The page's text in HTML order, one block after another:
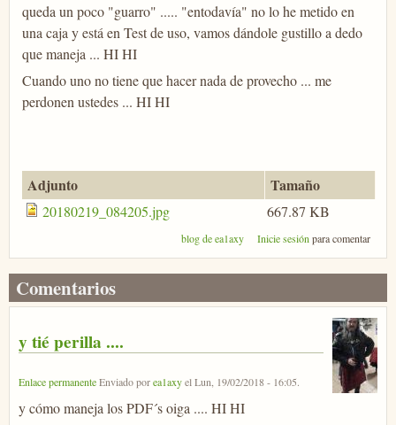
queda un poco "guarro" ..... "entodavía" no lo he metido en
una caja y está en Test de uso, vamos dándole gustillo a dedo
que maneja ... HI HI
Cuando uno no tiene que hacer nada de provecho ... me
perdonen ustedes ... HI HI
Adjunto Tamaño
20180219_084205.jpg 667.87 KB
blog de ea1axy Inicie sesión para comentar
Comentarios
y tié perilla ....
Enlace permanenteEnviado porea1axyelLun, 19/02/2018 - 16:05.
y cómo maneja los PDF´s oiga .... HI HI